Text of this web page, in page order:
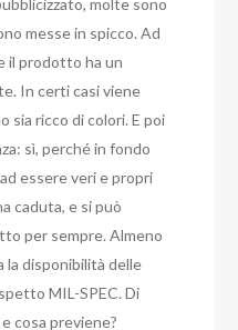
messe in spicco. Ad
il prodotto ha un
In certi casi viene
sia ricco di colori. E poi
sì, perché in fondo
essere veri e propri
caduta, e si può
per sempre. Almeno
la disponibilità delle
MIL-SPEC. Di
cosa previene?